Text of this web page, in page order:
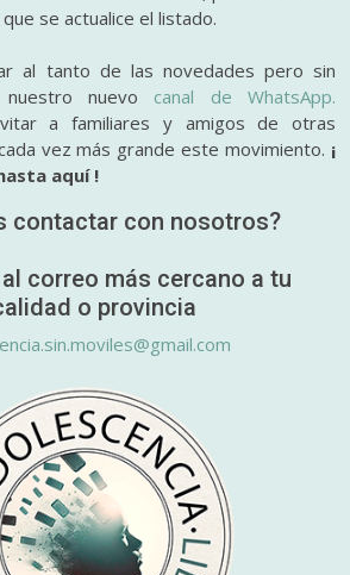
se actualice el listado.
al tanto de las novedades pero sin
nuevo canal de WhatsApp.
a familiares y amigos de otras
vez más grande este movimiento. ¡
aquí !
contactar con nosotros?
correo más cercano a tu
o provincia